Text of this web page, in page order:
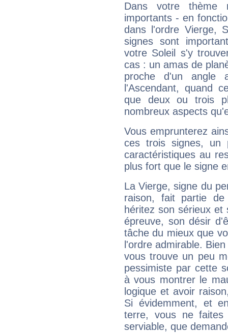
Dans votre thème
importants - en
dans l'ordre Vierge,
signes sont
votre Soleil s'y
cas : un amas de
proche d'un
l'Ascendant, quand
que deux ou trois
nombreux aspects
Vous emprunterez
ces trois signes, un
caractéristiques au
plus fort que le signe
La Vierge, signe du
raison, fait partie
héritez son sérieux
épreuve, son désir
tâche du mieux que
l'ordre admirable.
vous trouve un peu
pessimiste par cette
à vous montrer le
logique et avoir
Si évidemment, et
terre, vous ne
serviable, que